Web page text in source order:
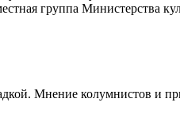
группа Министерства
Мнение колумнистов и